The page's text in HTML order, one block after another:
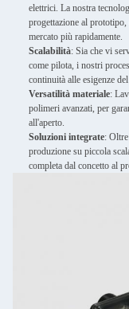
elettrici. La nostra
progettazione al
mercato più rapidamente.
Scalabilità: Sia che vi
come pilota, i nostri
continuità alle esigenze
Versatilità materiale:
polimeri avanzati, per
all'aperto.
Soluzioni integrate:
produzione su piccola
completa dal concetto al